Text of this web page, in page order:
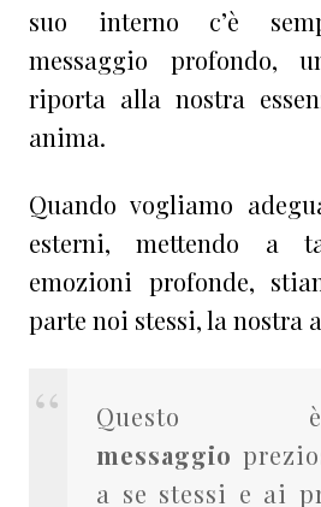
suo interno c’è
messaggio profondo,
riporta alla nostra
anima.
Quando vogliamo
esterni, mettendo a
emozioni profonde,
parte noi stessi, la nostra
messaggio
a se stessi e ai